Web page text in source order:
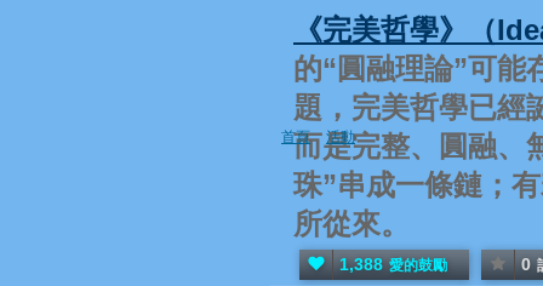
《完美哲學》（
的“圓融理論”可能
題，完美哲學已
而是完整、圓融、
珠”串成一條鏈；
所從來。
1,388 愛的鼓勵 0
首頁 活動